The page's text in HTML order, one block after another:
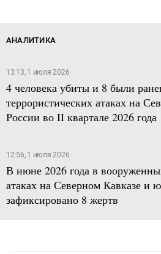
АНАЛИТИКА
13:13, 1 июля 2026
4 человека убиты и 8 были
террористических атаках на
России во II квартале 2026 года
12:56, 1 июля 2026
В июне 2026 года в
атаках на Северном Кавказе и
зафиксировано 8 жертв